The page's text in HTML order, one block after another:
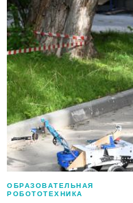
ОБРАЗОВАТЕЛЬНАЯ
РОБОТОТЕХНИКА